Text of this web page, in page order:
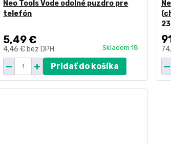
Neo Tools Vode odolné puzdro pre
telefón
5,49 €
4,46 € bez DPH Skladom 18
Pridať do košíka